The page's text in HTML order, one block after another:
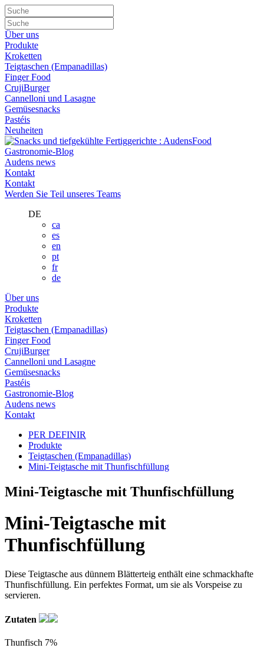
Über uns
Produkte
Kroketten
Teigtaschen (Empanadillas)
Finger Food
CrujiBurger
Cannelloni und Lasagne
Gemüsesnacks
Pastéis
Neuheiten
Gastronomie-Blog
Audens news
Kontakt
Kontakt
Werden Sie Teil unseres Teams
DE
ca
es
en
pt
fr
de
Über uns
Produkte
Kroketten
Teigtaschen (Empanadillas)
Finger Food
CrujiBurger
Cannelloni und Lasagne
Gemüsesnacks
Pastéis
Gastronomie-Blog
Audens news
Kontakt
PER DEFINIR
Produkte
Teigtaschen (Empanadillas)
Mini-Teigtasche mit Thunfischfüllung
Mini-Teigtasche mit Thunfischfüllung
Mini-Teigtasche mit
Thunfischfüllung
Diese Teigtasche aus dünnem Blätterteig enthält eine schmackhafte
Thunfischfüllung. Ein perfektes Format, um sie als Vorspeise zu
servieren.
Zutaten
Thunfisch 7%